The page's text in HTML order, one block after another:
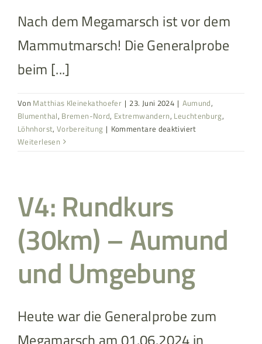
Nach dem Megamarsch ist vor dem
Mammutmarsch! Die Generalprobe
beim [...]
Von Matthias Kleinekathoefer | 23. Juni 2024 | Aumund,
Blumenthal, Bremen-Nord, Extremwandern, Leuchtenburg,
Löhnhorst, Vorbereitung | Kommentare deaktiviertfür
Weiterlesen
V4: Rundkurs
(30km) – Aumund
und Umgebung
Heute war die Generalprobe zum